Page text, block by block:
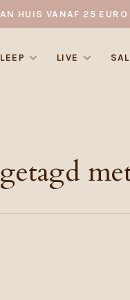
HUIS VANAF 25
LIVE